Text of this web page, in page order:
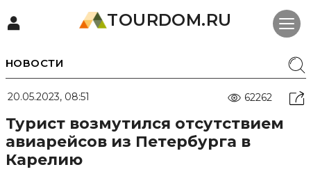
TOURDOM.RU
НОВОСТИ
20.05.2023, 08:51 62262
Турист возмутился отсутствием
авиарейсов из Петербурга в
Карелию